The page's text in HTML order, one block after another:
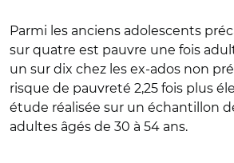
Parmi les anciens adolescents
sur quatre est pauvre une fois
un sur dix chez les ex-ados non
risque de pauvreté 2,25 fois plus
étude réalisée sur un échantillon
adultes âgés de 30 à 54 ans.